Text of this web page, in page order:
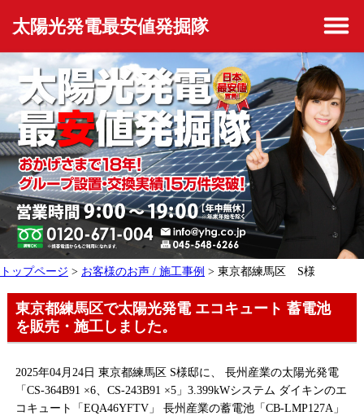
太陽光発電最安値発掘隊
トップページ > お客様のお声 / 施工事例 > 東京都練馬区 S様
東京都練馬区で太陽光発電 エコキュート 蓄電池
を販売・施工しました。
2025年04月24日 東京都練馬区 S様邸に、 長州産業の太陽光発電
「CS-364B91 ×6、CS-243B91 ×5」3.399kWシステム ダイキンのエ
コキュート「EQA46YFTV」 長州産業の蓄電池「CB-LMP127A」